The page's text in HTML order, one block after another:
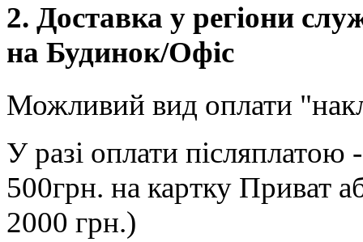
2. Доставка у регіони
на Будинок/Офіс
Можливий вид оплати
У разі оплати післяплатою
500грн. на картку Приват
2000 грн.)